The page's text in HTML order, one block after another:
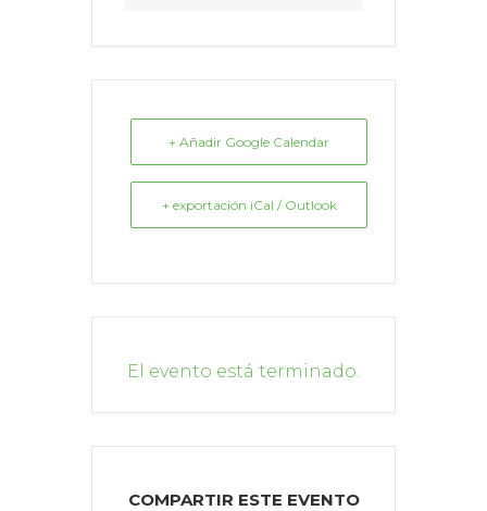
+ Añadir Google Calendar
+ exportación iCal / Outlook
El evento está terminado.
COMPARTIR ESTE EVENTO